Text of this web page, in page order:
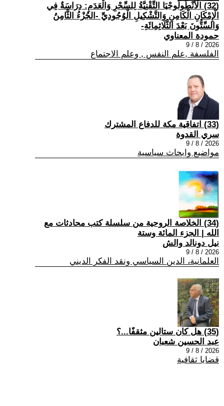
(32) الْأَنْطُولُوجْيَا التِّقْنِيَّةُ لِلسِّحْرِ وَالْعَدَمِ: دِرَاسَةٌ فِي
الْإِمْكَانِ الْكَامِنِ وَالتَّشْكِيلِ الْوُجُودِيِّ -الجُزْءُ الثَّامِنُ
وَالسِّتُّونَ بَعْدَ الثَّلَاثِمِائَةِ-
حمودة المعناوي
2026 / 8 / 9
الفلسفة ,علم النفس , وعلم الاجتماع
(33) اتفاقية مكة للدفاع المشترك
سري القدوة
2026 / 8 / 9
مواضيع وابحاث سياسية
(34) الخلاصة الروحية من سلسلة كتب محادثات مع
الله | الجزء المائة وستة
نيل دونالد والش
2026 / 8 / 9
العلمانية، الدين السياسي ونقد الفكر الديني
(35) هل كان ستالين مثقفًا...؟
عبد الحسين شعبان
2026 / 8 / 9
قضايا ثقافية